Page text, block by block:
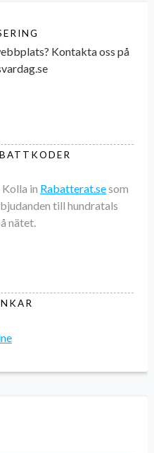
Kontakta oss på
in Rabatterat.sesom
till hundratals
nätet.